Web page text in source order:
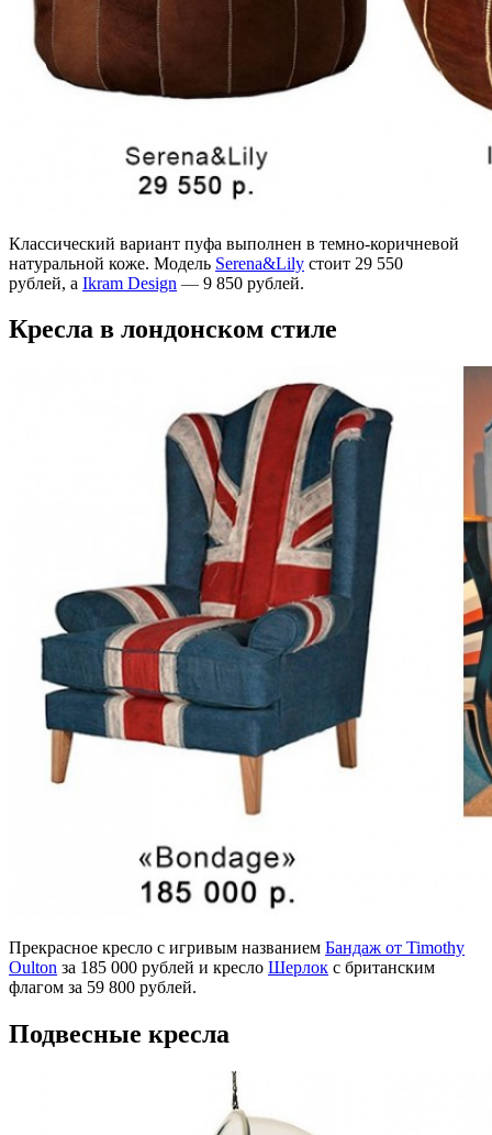
Классический вариант пуфа выполнен в темно-коричневой
натуральной коже. Модель Serena&Lily стоит 29 550
рублей, а Ikram Design — 9 850 рублей.
Кресла в лондонском стиле
Прекрасное кресло с игривым названием Бандаж от Timothy
Oulton за 185 000 рублей и кресло Шерлок с британским
флагом за 59 800 рублей.
Подвесные кресла